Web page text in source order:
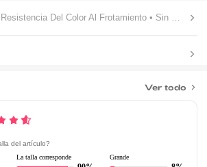
Resistencia Del Color Al Frotamiento • Sin Forro
Ver todo
del artículo?
La talla corresponde Grande